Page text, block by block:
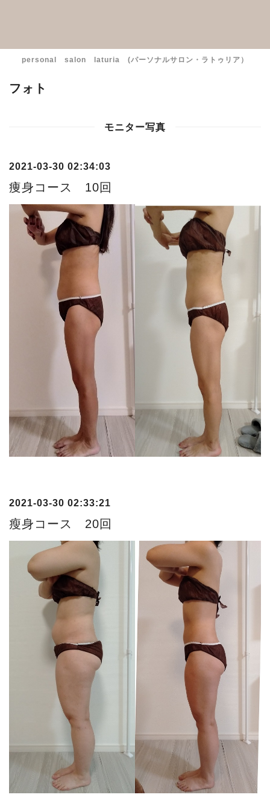
personal salon laturia (パーソナルサロン・ラトゥリア）
フォト
モニター写真
2021-03-30 02:34:03
痩身コース 10回
2021-03-30 02:33:21
瘦身コース 20回